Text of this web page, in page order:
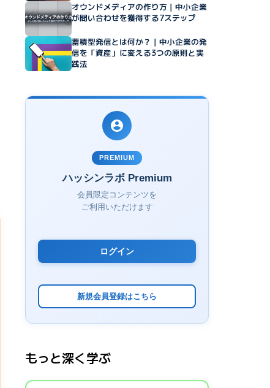
オウンドメディアの作り方｜中小企業
が問い合わせを獲得する7ステップ
蓄積型発信とは何か？｜中小企業の発
信を「資産」に変える3つの原則と実
践法
PREMIUM
ハッシンラボ Premium
会員限定コンテンツを
ご利用いただけます
ログイン
新規会員登録はこちら
もっと深く学ぶ